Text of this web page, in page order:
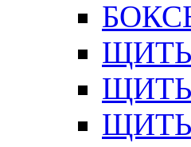
ЩИТЫ
ЩИТЫ